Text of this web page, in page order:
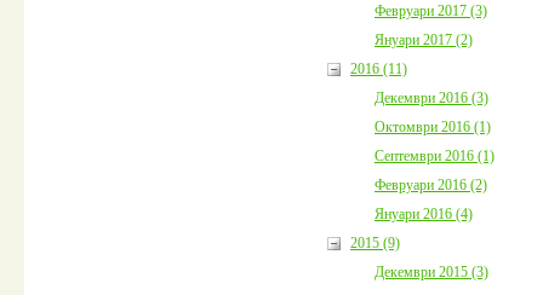
Февруари 2017 (3)
Януари 2017 (2)
2016 (11)
Декември 2016 (3)
Октомври 2016 (1)
Септември 2016 (1)
Февруари 2016 (2)
Януари 2016 (4)
2015 (9)
Декември 2015 (3)